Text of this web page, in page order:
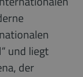
und liegt
der